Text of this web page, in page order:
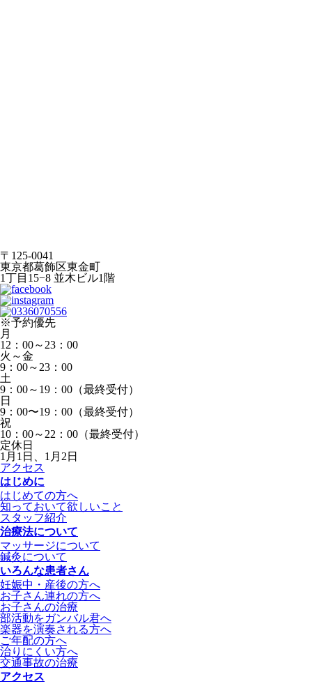
〒125-0041
東京都葛飾区東金町
1丁目15−8 並木ビル1階
※予約優先
月
12：00～23：00
火～金
9：00～23：00
土
9：00～19：00（最終受付）
日
9：00〜19：00（最終受付）
祝
10：00～22：00（最終受付）
定休日
1月1日、1月2日
アクセス
はじめに
はじめての方へ
知っておいて欲しいこと
スタッフ紹介
治療法について
マッサージについて
鍼灸について
いろんな患者さん
妊娠中・産後の方へ
お子さん連れの方へ
お子さんの治療
部活動をガンバル君へ
楽器を演奏される方へ
ご年配の方へ
治りにくい方へ
交通事故の治療
アクセス